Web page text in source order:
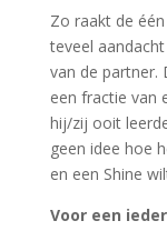
Zo raakt de
teveel
van de partner.
een fractie van
hij/zij ooit
geen idee hoe
en een Shine
Voor een